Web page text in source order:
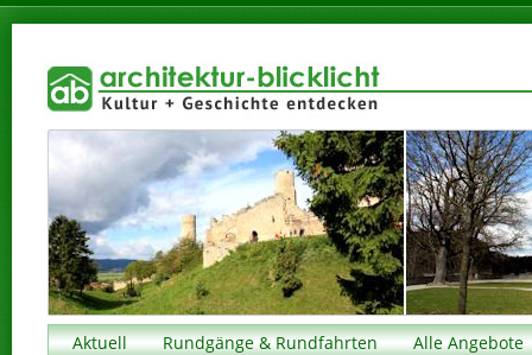
Aktuell Rundgänge & Rundfahrten
Alle Angebote